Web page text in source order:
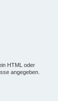
HTML oder
angegeben.